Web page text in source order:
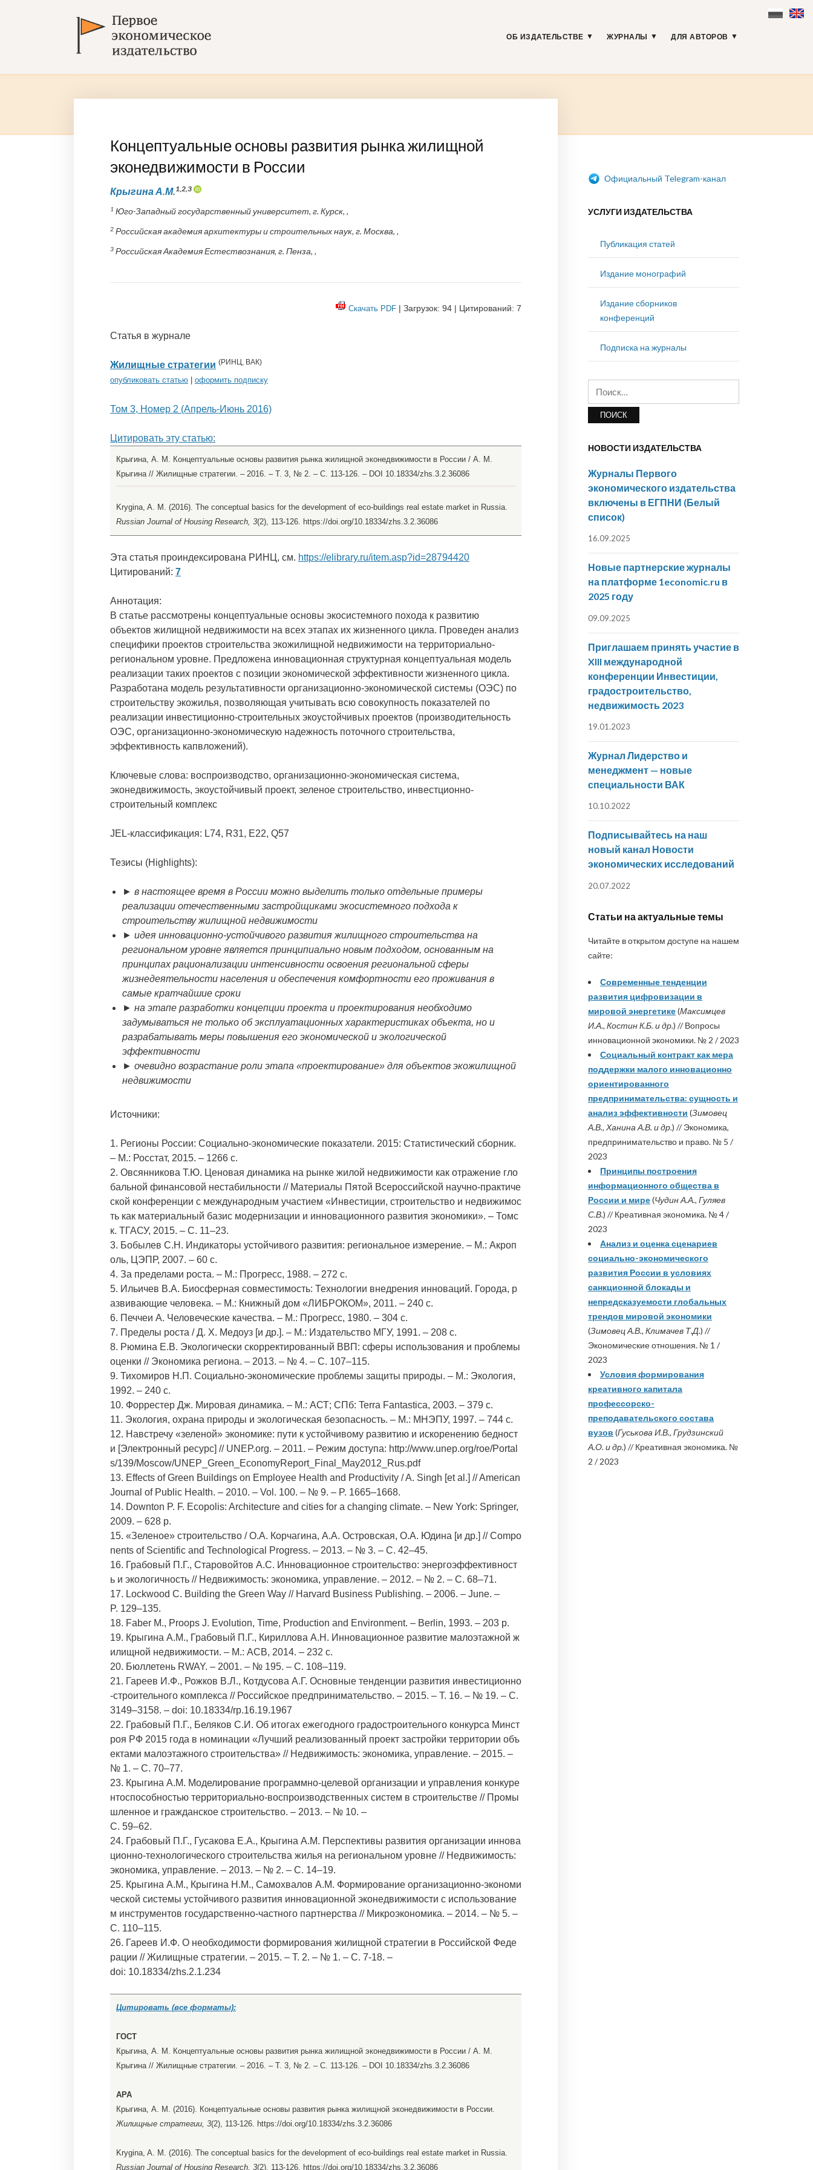
ОБ ИЗДАТЕЛЬСТВЕ ЖУРНАЛЫ ДЛЯ АВТОРОВ
Концептуальные основы развития рынка жилищной
эконедвижимости в России
Крыгина А.М.1,2,3
1 Юго-Западный государственный университет, г. Курск, ,
2 Российская академия архитектуры и строительных наук, г. Москва, ,
3 Российская Академия Естествознания, г. Пенза, ,
Скачать PDF | Загрузок: 94 | Цитирований: 7
Статья в журнале
Жилищные стратегии (РИНЦ, ВАК)
опубликовать статью оформить подписку
Том 3, Номер 2 (Апрель-Июнь 2016)
Цитировать эту статью:
Крыгина, А. М. Концептуальные основы развития рынка жилищной эконедвижимости в России / А. М.
Крыгина // Жилищные стратегии. – 2016. – Т. 3, № 2. – С. 113-126. – DOI 10.18334/zhs.3.2.36086
Krygina, A. M. (2016). The conceptual basics for the development of eco-buildings real estate market in Russia.
Russian Journal of Housing Research, 3(2), 113-126. https://doi.org/10.18334/zhs.3.2.36086
Эта статья проиндексирована РИНЦ, см. https://elibrary.ru/item.asp?id=28794420
Цитирований: 7
Аннотация:
В статье рассмотрены концептуальные основы экосистемного похода к развитию
объектов жилищной недвижимости на всех этапах их жизненного цикла. Проведен анализ
специфики проектов строительства экожилищной недвижимости на территориально-
региональном уровне. Предложена инновационная структурная концептуальная модель
реализации таких проектов с позиции экономической эффективности жизненного цикла.
Разработана модель результативности организационно-экономической системы (ОЭС) по
строительству экожилья, позволяющая учитывать всю совокупность показателей по
реализации инвестиционно-строительных экоустойчивых проектов (производительность
ОЭС, организационно-экономическую надежность поточного строительства,
эффективность капвложений).
Ключевые слова: воспроизводство, организационно-экономическая система,
эконедвижимость, экоустойчивый проект, зеленое строительство, инвестционно-
строительный комплекс
JEL-классификация: L74, R31, E22, Q57
Тезисы (Highlights):
► в настоящее время в России можно выделить только отдельные примеры
реализации отечественными застройщиками экосистемного подхода к
строительству жилищной недвижимости
► идея инновационно-устойчивого развития жилищного строительства на
региональном уровне является принципиально новым подходом, основанным на
принципах рационализации интенсивности освоения региональной сферы
жизнедеятельности населения и обеспечения комфортности его проживания в
самые кратчайшие сроки
► на этапе разработки концепции проекта и проектирования необходимо
задумываться не только об эксплуатационных характеристиках объекта, но и
разрабатывать меры повышения его экономической и экологической
эффективности
► очевидно возрастание роли этапа «проектирование» для объектов экожилищной
недвижимости
Источники:
1. Регионы России: Социально-экономические показатели. 2015: Статистический сборник.
– М.: Росстат, 2015. – 1266 с.
2. Овсянникова Т.Ю. Ценовая динамика на рынке жилой недвижимости как отражение гло
бальной финансовой нестабильности // Материалы Пятой Всероссийской научно-практиче
ской конференции с международным участием «Инвестиции, строительство и недвижимос
ть как материальный базис модернизации и инновационного развития экономики». – Томс
к. ТГАСУ, 2015. – С. 11–23.
3. Бобылев С.Н. Индикаторы устойчивого развития: региональное измерение. – М.: Акроп
оль, ЦЭПР, 2007. – 60 с.
4. За пределами роста. – М.: Прогресс, 1988. – 272 с.
5. Ильичев В.А. Биосферная совместимость: Технологии внедрения инноваций. Города, р
азвивающие человека. – М.: Книжный дом «ЛИБРОКОМ», 2011. – 240 с.
6. Печчеи А. Человеческие качества. – М.: Прогресс, 1980. – 304 с.
7. Пределы роста / Д. Х. Медоуз [и др.]. – М.: Издательство МГУ, 1991. – 208 с.
8. Рюмина Е.В. Экологически скорректированный ВВП: сферы использования и проблемы
оценки // Экономика региона. – 2013. – № 4. – С. 107–115.
9. Тихомиров Н.П. Социально-экономические проблемы защиты природы. – М.: Экология,
1992. – 240 с.
10. Форрестер Дж. Мировая динамика. – М.: АСТ; СПб: Terra Fantastica, 2003. – 379 с.
11. Экология, охрана природы и экологическая безопасность. – М.: МНЭПУ, 1997. – 744 с.
12. Навстречу «зеленой» экономике: пути к устойчивому развитию и искоренению бедност
и [Электронный ресурс] // UNEP.org. – 2011. – Режим доступа: http://www.unep.org/roe/Portal
s/139/Moscow/UNEP_Green_EconomyReport_Final_May2012_Rus.pdf
13. Effects of Green Buildings on Employee Health and Productivity / A. Singh [et al.] // American
Journal of Public Health. – 2010. – Vol. 100. – № 9. – P. 1665–1668.
14. Downton P. F. Ecopolis: Architecture and cities for a changing climate. – New York: Springer,
2009. – 628 p.
15. «Зеленое» строительство / О.А. Корчагина, А.А. Островская, О.А. Юдина [и др.] // Compo
nents of Scientific and Technological Progress. – 2013. – № 3. – С. 42–45.
16. Грабовый П.Г., Старовойтов А.С. Инновационное строительство: энергоэффективност
ь и экологичность // Недвижимость: экономика, управление. – 2012. – № 2. – С. 68–71.
17. Lockwood C. Building the Green Way // Harvard Business Publishing. – 2006. – June. –
P. 129–135.
18. Faber M., Proops J. Evolution, Time, Production and Environment. – Berlin, 1993. – 203 р.
19. Крыгина А.М., Грабовый П.Г., Кириллова А.Н. Инновационное развитие малоэтажной ж
илищной недвижимости. – М.: АСВ, 2014. – 232 с.
20. Бюллетень RWAY. – 2001. – № 195. – С. 108–119.
21. Гареев И.Ф., Рожков В.Л., Котдусова А.Г. Основные тенденции развития инвестиционно
-строительного комплекса // Российское предпринимательство. – 2015. – Т. 16. – № 19. – С.
3149–3158. – doi: 10.18334/rp.16.19.1967
22. Грабовый П.Г., Беляков С.И. Об итогах ежегодного градостроительного конкурса Минст
роя РФ 2015 года в номинации «Лучший реализованный проект застройки территории объ
ектами малоэтажного строительства» // Недвижимость: экономика, управление. – 2015. –
№ 1. – С. 70–77.
23. Крыгина А.М. Моделирование программно-целевой организации и управления конкуре
нтоспособностью территориально-воспроизводственных систем в строительстве // Промы
шленное и гражданское строительство. – 2013. – № 10. –
С. 59–62.
24. Грабовый П.Г., Гусакова Е.А., Крыгина А.М. Перспективы развития организации иннова
ционно-технологического строительства жилья на региональном уровне // Недвижимость:
экономика, управление. – 2013. – № 2. – С. 14–19.
25. Крыгина А.М., Крыгина Н.М., Самохвалов А.М. Формирование организационно-экономи
ческой системы устойчивого развития инновационной эконедвижимости с использование
м инструментов государственно-частного партнерства // Микроэкономика. – 2014. – № 5. –
С. 110–115.
26. Гареев И.Ф. О необходимости формирования жилищной стратегии в Российской Феде
рации // Жилищные стратегии. – 2015. – Т. 2. – № 1. – С. 7-18. –
doi: 10.18334/zhs.2.1.234
Цитировать (все форматы):
ГОСТ
Крыгина, А. М. Концептуальные основы развития рынка жилищной эконедвижимости в России / А. М.
Крыгина // Жилищные стратегии. – 2016. – Т. 3, № 2. – С. 113-126. – DOI 10.18334/zhs.3.2.36086
APA
Крыгина, А. М. (2016). Концептуальные основы развития рынка жилищной эконедвижимости в России.
Жилищные стратегии, 3(2), 113-126. https://doi.org/10.18334/zhs.3.2.36086
Krygina, A. M. (2016). The conceptual basics for the development of eco-buildings real estate market in Russia.
Russian Journal of Housing Research, 3(2), 113-126. https://doi.org/10.18334/zhs.3.2.36086
Официальный Telegram-канал
УСЛУГИ ИЗДАТЕЛЬСТВА
Публикация статей
Издание монографий
Издание сборников
конференций
Подписка на журналы
НОВОСТИ ИЗДАТЕЛЬСТВА
Журналы Первого
экономического издательства
включены в ЕГПНИ (Белый
список)
16.09.2025
Новые партнерские журналы
на платформе 1economic.ru в
2025 году
09.09.2025
Приглашаем принять участие в
XIII международной
конференции Инвестиции,
градостроительство,
недвижимость 2023
19.01.2023
Журнал Лидерство и
менеджмент — новые
специальности ВАК
10.10.2022
Подписывайтесь на наш
новый канал Новости
экономических исследований
20.07.2022
Статьи на актуальные темы
Читайте в открытом доступе на нашем
сайте:
Современные тенденции
развития цифровизации в
мировой энергетике(Максимцев
И.А., Костин К.Б. и др.) // Вопросы
инновационной экономики. № 2 / 2023
Социальный контракт как мера
поддержки малого инновационно
ориентированного
предпринимательства: сущность и
анализ эффективности (Зимовец
А.В., Ханина А.В. и др.) // Экономика,
предпринимательство и право. № 5 /
2023
Принципы построения
информационного общества в
России и мире(Чудин А.А., Гуляев
С.В.) // Креативная экономика. № 4 /
2023
Анализ и оценка сценариев
социально-экономического
развития России в условиях
санкционной блокады и
непредсказуемости глобальных
трендов мировой экономики
(Зимовец А.В., Климачев Т.Д.) //
Экономические отношения. № 1 /
2023
Условия формирования
креативного капитала
профессорско-
преподавательского состава
вузов (Гуськова И.В., Грудзинский
А.О. и др.) // Креативная экономика. №
2 / 2023